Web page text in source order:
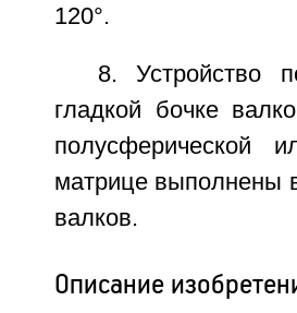
120°.
8. Устройство
гладкой бочке
полусферической
матрице выполнены
валков.
Описание